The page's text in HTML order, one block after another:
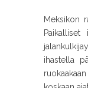
Meksikon
ihastella